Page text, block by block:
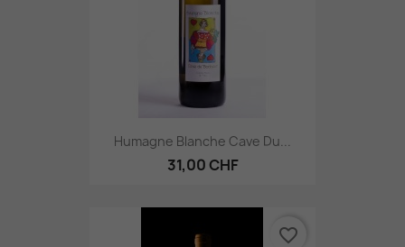
Humagne Blanche Cave Du...
31,00 CHF
favorite_border